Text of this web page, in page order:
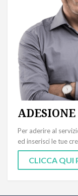
Per aderire al
ed inserisci le tue
CLICCA QUI